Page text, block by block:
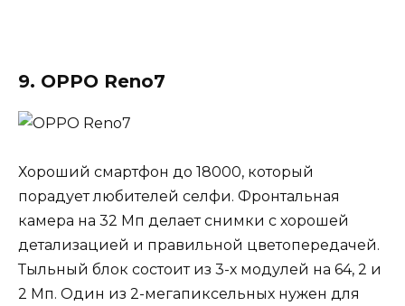
9. OPPO Reno7
Хороший смартфон до 18000, который
порадует любителей селфи. Фронтальная
камера на 32 Мп делает снимки с хорошей
детализацией и правильной цветопередачей.
Тыльный блок состоит из 3-х модулей на 64, 2 и
2 Мп. Один из 2-мегапиксельных нужен для